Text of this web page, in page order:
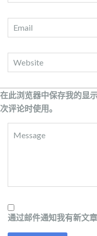
在此浏览器中保存我的显
次评论时使用。
通过邮件通知我有新文章